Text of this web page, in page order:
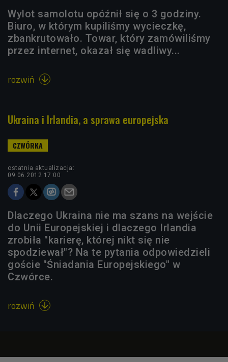
Wylot samolotu opóźnił się o 3 godziny.
Biuro, w którym kupiliśmy wycieczkę,
zbankrutowało. Towar, który zamówiliśmy
przez internet, okazał się wadliwy...
rozwiń 
Ukraina i Irlandia, a sprawa europejska
ostatnia aktualizacja:
09.06.2012 17:00
Dlaczego Ukraina nie ma szans na wejście
do Unii Europejskiej i dlaczego Irlandia
zrobiła "karierę, której nikt się nie
spodziewał"? Na te pytania odpowiedzieli
goście "Śniadania Europejskiego" w
Czwórce.
rozwiń 